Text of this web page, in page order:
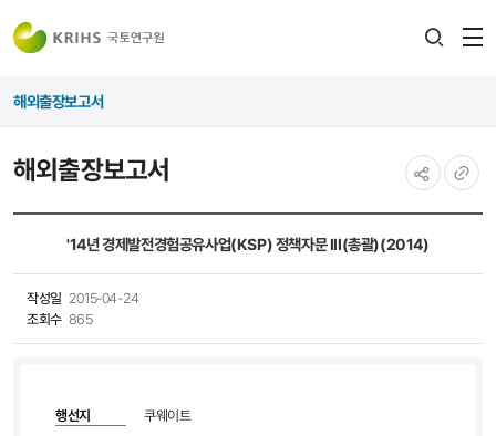
해외출장보고서
해외출장보고서
'14년 경제발전경험공유사업(KSP) 정책자문 III(총괄)(2014)
작성일 2015-04-24
조회수 865
행선지 쿠웨이트